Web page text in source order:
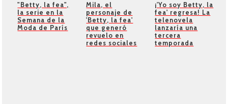
"Betty, la fea",
la serie en la
Semana de la
Moda de París
Mila, el
personaje de
'Betty, la fea'
que generó
revuelo en
redes sociales
¡'Yo soy Betty, la
fea' regresa! La
telenovela
lanzaría una
tercera
temporada